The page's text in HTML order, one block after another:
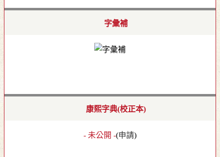
字彙補
康熙字典(校正本)
- 未公開 -(申請)